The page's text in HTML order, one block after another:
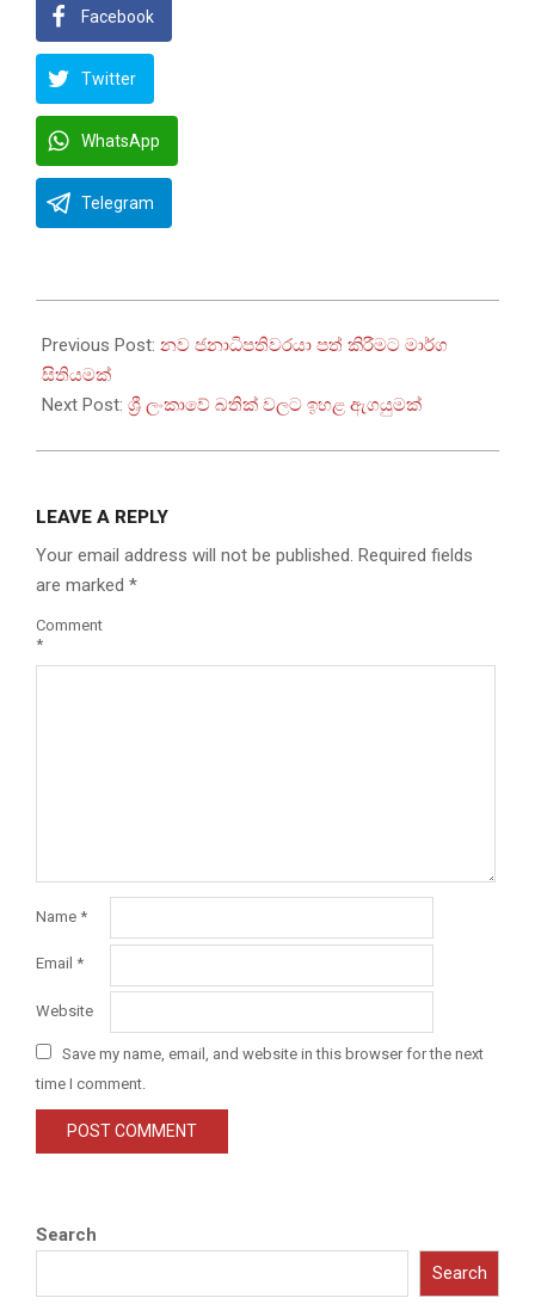
Facebook
Twitter
WhatsApp
Telegram
07-
12
Previous Post: නව ජනාධිපතිවරයා පත් කිරීමට මාර්ග
සිතියමක්
Next Post: ශ්‍රී ලංකාවේ බතික් වලට ඉහළ ඇගයුමක්
LEAVE A REPLY
Your email address will not be published. Required fields
are marked *
Comment
*
Name *
Email *
Website
Save my name, email, and website in this browser for the next
time I comment.
Search
Search